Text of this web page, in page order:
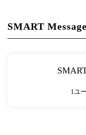
SMART
1ユ